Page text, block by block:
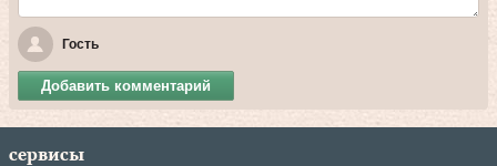
Гость
Добавить комментарий
сервисы